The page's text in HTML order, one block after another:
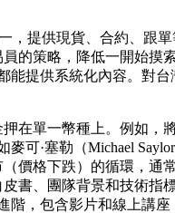
，提供現貨、合約、跟
的策略，降低一開始摸
能提供系統化內容。對
單一幣種上。例如，
可·塞勒（Michael
價格下跌）的循環，通
書、團隊背景和技術指
，包含影片和線上講